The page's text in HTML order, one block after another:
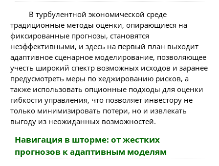
В турбулентной экономической среде
традиционные методы оценки, опирающиеся на
фиксированные прогнозы, становятся
неэффективными, и здесь на первый план выходит
адаптивное сценарное моделирование, позволяющее
учесть широкий спектр возможных исходов и заранее
предусмотреть меры по хеджированию рисков, а
также использовать опционные подходы для оценки
гибкости управления, что позволяет инвестору не
только минимизировать потери, но и извлекать
выгоду из неожиданных возможностей.
Навигация в шторме: от жестких
прогнозов к адаптивным моделям